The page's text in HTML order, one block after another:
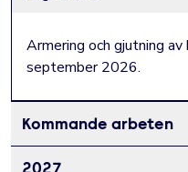
Armering och gjutning
september 2026.
Kommande arbeten